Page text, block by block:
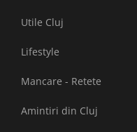
Utile Cluj
Lifestyle
Mancare - Retete
Amintiri din Cluj